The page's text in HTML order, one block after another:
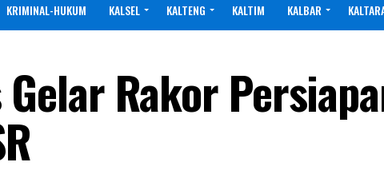
KRIMINAL-HUKUM KALSEL KALTENG KALTIM KALBAR
Rakor